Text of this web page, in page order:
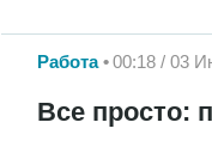
Работа 00:18 / 03
Все просто: